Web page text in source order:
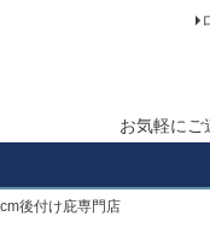
お気軽にご
後付け庇専門店